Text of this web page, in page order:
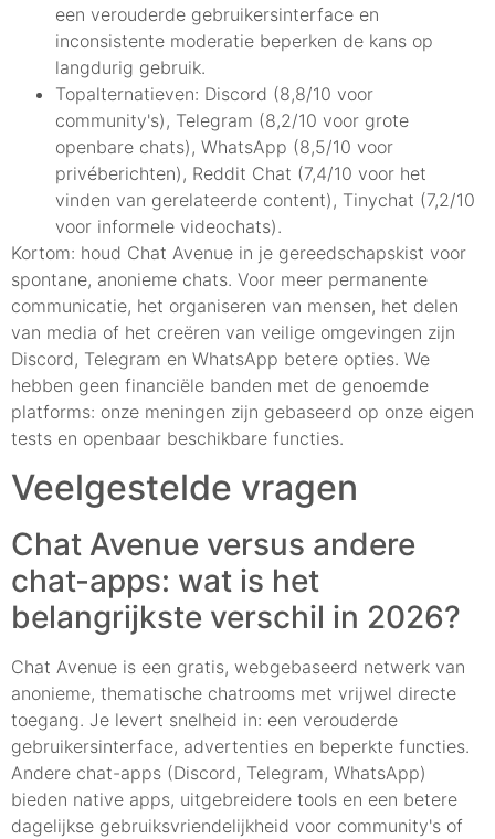
een verouderde gebruikersinterface en
inconsistente moderatie beperken de kans op
langdurig gebruik.
Topalternatieven: Discord (8,8/10 voor
community's), Telegram (8,2/10 voor grote
openbare chats), WhatsApp (8,5/10 voor
privéberichten), Reddit Chat (7,4/10 voor het
vinden van gerelateerde content), Tinychat (7,2/10
voor informele videochats).
Kortom: houd Chat Avenue in je gereedschapskist voor
spontane, anonieme chats. Voor meer permanente
communicatie, het organiseren van mensen, het delen
van media of het creëren van veilige omgevingen zijn
Discord, Telegram en WhatsApp betere opties. We
hebben geen financiële banden met de genoemde
platforms: onze meningen zijn gebaseerd op onze eigen
tests en openbaar beschikbare functies.
Veelgestelde vragen
Chat Avenue versus andere
chat-apps: wat is het
belangrijkste verschil in 2026?
Chat Avenue is een gratis, webgebaseerd netwerk van
anonieme, thematische chatrooms met vrijwel directe
toegang. Je levert snelheid in: een verouderde
gebruikersinterface, advertenties en beperkte functies.
Andere chat-apps (Discord, Telegram, WhatsApp)
bieden native apps, uitgebreidere tools en een betere
dagelijkse gebruiksvriendelijkheid voor community's of